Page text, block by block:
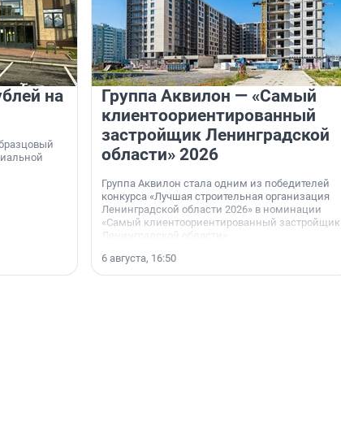
на
Группа Аквилон — «Самый
клиентоориентированный
застройщик Ленинградской
области» 2026
Группа Аквилон стала одним из победителей
конкурса «Лучшая строительная организация
Ленинградской области 2026» в номинации
«Самый клиентоориентированный застройщик
Ленинградской области».
6 августа, 16:50